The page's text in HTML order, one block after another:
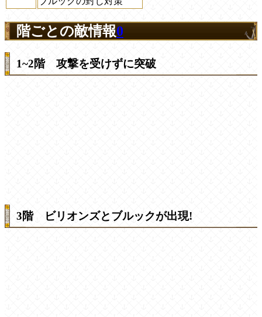
階ごとの敵情報0
1~2階 攻撃を受けずに突破
3階 ビリオンズとブルックが出現!